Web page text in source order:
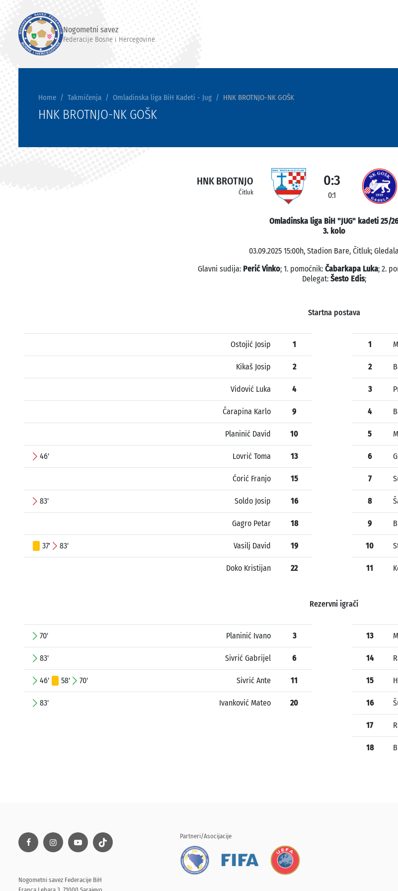
Nogometni savez
Federacije Bosne i Hercegovine
Home Takmičenja Omladinska liga BiH Kadeti - Jug HNK BROTNJO-NK GOŠK
HNK BROTNJO-NK GOŠK
HNK BROTNJO
Čitluk
0:3
0:1
Omladinska liga BiH "JUG" kadeti 25/26
3. kolo
03.09.2025 15:00h, Stadion Bare, Čitluk;
Glavni sudija: Perić Vinko; 1. pomoćnik: Čabarkapa Luka; 2.
Delegat: Šesto Edis;
Startna postava
Ostojić Josip 1
Kikaš Josip 2
Vidović Luka 4
Čarapina Karlo 9
Planinić David 10
46' Lovrić Toma 13
Ćorić Franjo 15
83' Soldo Josip 16
Gagro Petar 18
37' 83' Vasilj David 19
Doko Kristijan 22
1
2
3
4
5
6
7
8
9
10
11
Rezervni igrači
70' Planinić Ivano 3
83' Sivrić Gabrijel 6
46' 58' 70' Sivrić Ante 11
83' Ivanković Mateo 20
13
14
15
16
17
18
Nogometni savez Federacije BiH
Partneri/Asocijacije